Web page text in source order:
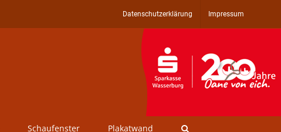
Datenschutzerklärung Impressum
Schaufenster Plakatwand